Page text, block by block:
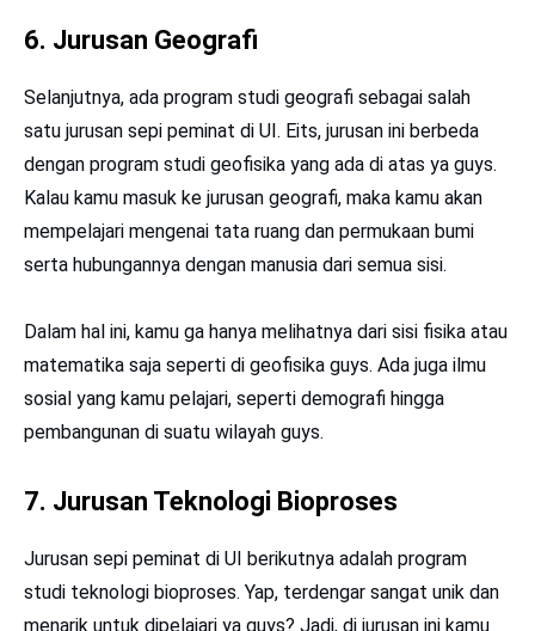
6. Jurusan Geografi
Selanjutnya, ada program studi geografi sebagai salah
satu jurusan sepi peminat di UI. Eits, jurusan ini berbeda
dengan program studi geofisika yang ada di atas ya guys.
Kalau kamu masuk ke jurusan geografi, maka kamu akan
mempelajari mengenai tata ruang dan permukaan bumi
serta hubungannya dengan manusia dari semua sisi.
Dalam hal ini, kamu ga hanya melihatnya dari sisi fisika atau
matematika saja seperti di geofisika guys. Ada juga ilmu
sosial yang kamu pelajari, seperti demografi hingga
pembangunan di suatu wilayah guys.
7. Jurusan Teknologi Bioproses
Jurusan sepi peminat di UI berikutnya adalah program
studi teknologi bioproses. Yap, terdengar sangat unik dan
menarik untuk dipelajari ya guys? Jadi, di jurusan ini kamu